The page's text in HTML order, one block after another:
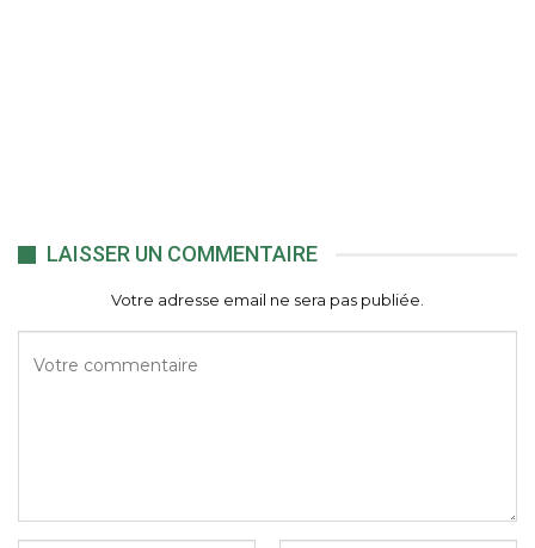
LAISSER UN COMMENTAIRE
Votre adresse email ne sera pas publiée.